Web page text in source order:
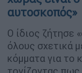
αυτοσκοπός»
Ο ίδιος ζήτησε
όλους σχετικά
κόμματα για το